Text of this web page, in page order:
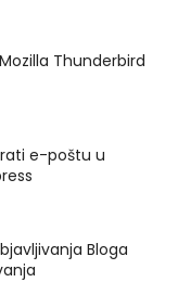
Thunderbird
e-poštu u
Bloga